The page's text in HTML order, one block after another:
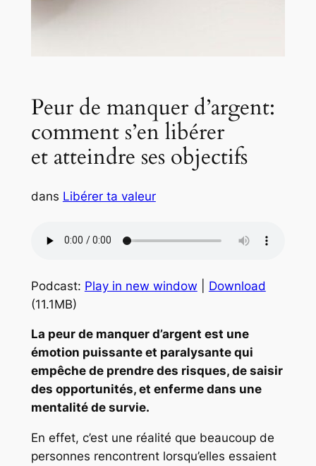
Peur de manquer d’argent:
comment s’en libérer
et atteindre ses objectifs
dans Libérer ta valeur
Podcast: Play in new window
Download
(11.1MB)
La peur de manquer d’argent est une
émotion puissante et paralysante qui
empêche de prendre des risques, de saisir
des opportunités, et enferme dans une
mentalité de survie.
En effet, c’est une réalité que beaucoup de
personnes rencontrent lorsqu’elles essaient